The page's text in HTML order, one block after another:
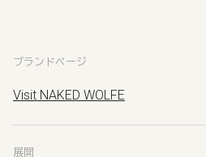
ブランドページ
Visit NAKED WOLFE
展開